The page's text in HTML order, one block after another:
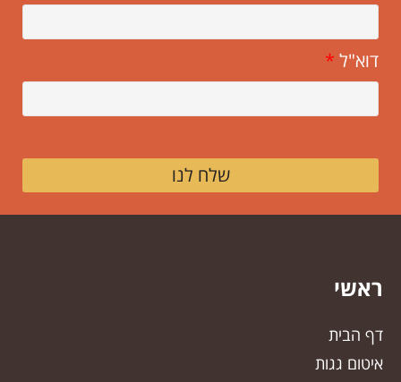
דוא"ל *
שלח לנו
ראשי
דף הבית
איטום גגות